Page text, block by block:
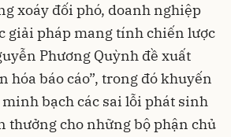
xoáy đối phó, doanh nghiệp
giải pháp mang tính chiến lược
Phương Quỳnh đề xuất
hóa báo cáo”, trong đó khuyến
bạch các sai lỗi phát sinh
thưởng cho những bộ phận chủ